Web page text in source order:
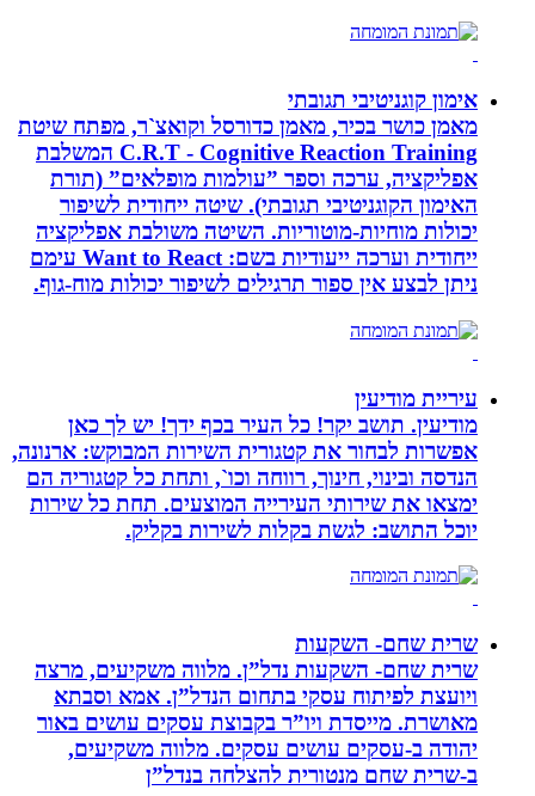
אימון קוגניטיבי תגובתי
מאמן כושר בכיר, מאמן כדורסל וקואצ`ר, מפתח שיטת
C.R.T - Cognitive Reaction Training המשלבת
אפליקציה, ערכה וספר ”עולמות מופלאים” (תורת
האימון הקוגניטיבי תגובתי). שיטה ייחודית לשיפור
יכולות מוחיות-מוטוריות. השיטה משולבת אפליקציה
ייחודית וערכה ייעודיות בשם: Want to React עימם
ניתן לבצע אין ספור תרגילים לשיפור יכולות מוח-גוף.
עיריית מודיעין
מודיעין. תושב יקר! כל העיר בכף ידך! יש לך כאן
אפשרות לבחור את קטגורית השירות המבוקש: ארנונה,
הנדסה ובינוי, חינוך, רווחה וכו`, ותחת כל קטגוריה הם
ימצאו את שירותי העירייה המוצעים. תחת כל שירות
יוכל התושב: לגשת בקלות לשירות בקליק.
שרית שחם- השקעות
שרית שחם- השקעות נדל”ן. מלווה משקיעים, מרצה
ויועצת לפיתוח עסקי בתחום הנדל”ן. אמא וסבתא
מאושרת. ‏מייסדת ויו”ר בקבוצת עסקים עושים באור
יהודה‏ ב-‏עסקים עושים עסקים‏. ‏מלווה משקיעים,
ב-‏שרית שחם מנטורית להצלחה בנדל”ן‏